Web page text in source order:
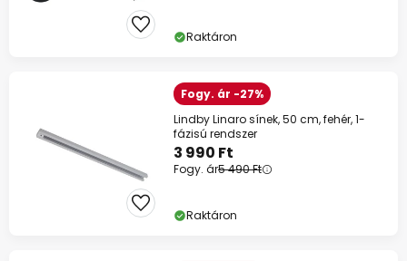
Raktáron
Fogy. ár -27%
Lindby Linaro sínek, 50 cm, fehér, 1-
fázisú rendszer
3 990 Ft
Fogy. ár5 490 Ft
Raktáron